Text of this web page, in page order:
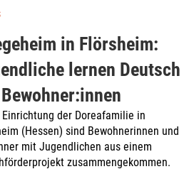
in Flörsheim:
lernen Deutsch
Einrichtung der Doreafamilie in
(Hessen) sind Bewohnerinnen und
mit Jugendlichen aus einem
zusammengekommen.